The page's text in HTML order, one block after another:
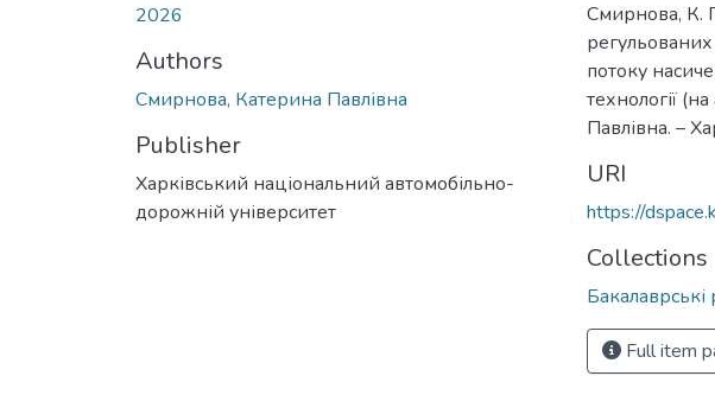
2026
Authors
Смирнова, Катерина Павлівна
Publisher
Харківський національний автомобільно-
дорожній університет
Смирнова, К.
потоку
технології
Павлівна. –
URI
https://
Collections
Бакалаврські
Full item